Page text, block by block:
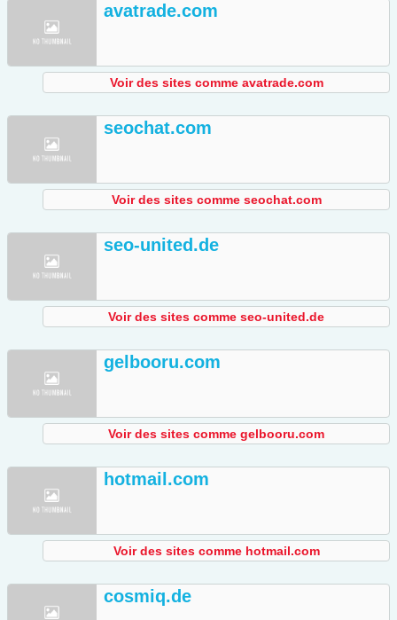
avatrade.com
Voir des sites comme avatrade.com
seochat.com
Voir des sites comme seochat.com
seo-united.de
Voir des sites comme seo-united.de
gelbooru.com
Voir des sites comme gelbooru.com
hotmail.com
Voir des sites comme hotmail.com
cosmiq.de